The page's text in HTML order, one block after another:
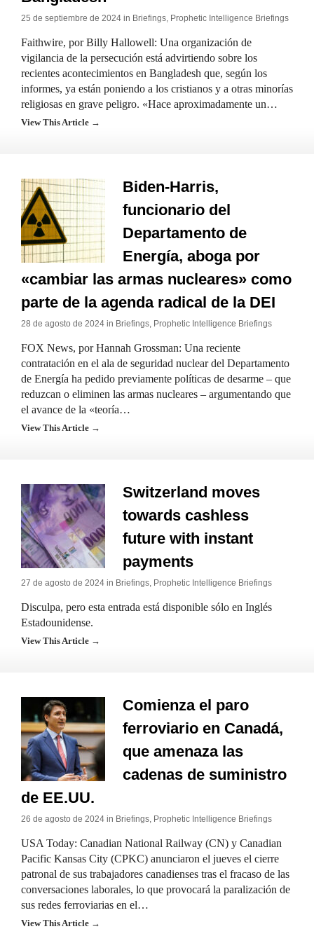
25 de septiembre de 2024 in Briefings, Prophetic Intelligence Briefings
Faithwire, por Billy Hallowell: Una organización de
vigilancia de la persecución está advirtiendo sobre los
recientes acontecimientos en Bangladesh que, según los
informes, ya están poniendo a los cristianos y a otras minorías
religiosas en grave peligro. «Hace aproximadamente un…
View This Article →
Biden-Harris,
funcionario del
Departamento de
Energía, aboga por
«cambiar las armas nucleares» como
parte de la agenda radical de la DEI
28 de agosto de 2024 in Briefings, Prophetic Intelligence Briefings
FOX News, por Hannah Grossman: Una reciente
contratación en el ala de seguridad nuclear del Departamento
de Energía ha pedido previamente políticas de desarme – que
reduzcan o eliminen las armas nucleares – argumentando que
el avance de la «teoría…
View This Article →
Switzerland moves
towards cashless
future with instant
payments
27 de agosto de 2024 in Briefings, Prophetic Intelligence Briefings
Disculpa, pero esta entrada está disponible sólo en Inglés
Estadounidense.
View This Article →
Comienza el paro
ferroviario en Canadá,
que amenaza las
cadenas de suministro
de EE.UU.
26 de agosto de 2024 in Briefings, Prophetic Intelligence Briefings
USA Today: Canadian National Railway (CN) y Canadian
Pacific Kansas City (CPKC) anunciaron el jueves el cierre
patronal de sus trabajadores canadienses tras el fracaso de las
conversaciones laborales, lo que provocará la paralización de
sus redes ferroviarias en el…
View This Article →